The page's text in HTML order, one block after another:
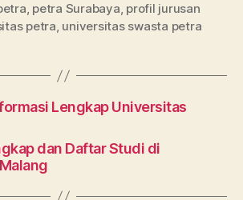
, petra Surabaya, profil jurusan
petra, universitas swasta petra
Lengkap Universitas
dan Daftar Studi di